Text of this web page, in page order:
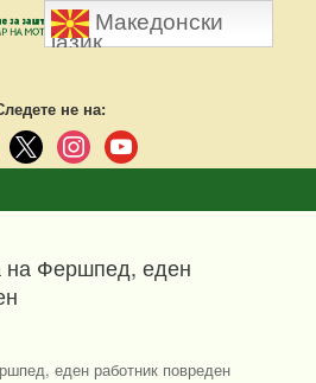
не на:
x instagramyoutube
на Фершпед, еден
еден работник повреден
Македонски
јазик